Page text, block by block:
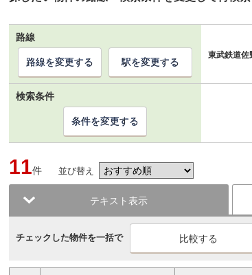
路線
東武鉄道佐
路線を変更する 駅を変更する
検索条件
条件を変更する
11件 並び替え
テキスト表示
チェックした物件を一括で